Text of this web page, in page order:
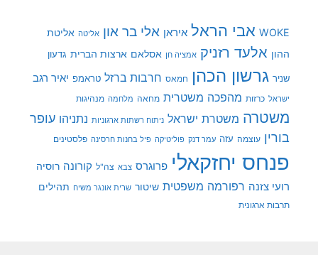
WOKE אבי הראל איראן אלי בר און אליטה אליטת
ההון אלעד רזניק אמציה חן אסלאם ארצות הברית גדעון
שניר גרשון הכהן חמאס חרבות ברזל טראמפ יאיר רגב
ישראל כרזות מהפכה משטרית מחאה מלחמה מנהיגות
משטרה משטרת ישראל ניתוח רשתות ארגוניות נתניהו עופר
בורין עוצמה עזה עמר דנק פוליטיקה פיל בחנות חרסינה פלסטינים
פנחס יחזקאלי פרוגרס צבא צה"ל קורונה רוסיה
רועי צזנה רפורמה משפטית שיטור שרית אונגר משיח תהילים
תרבות ארגונית